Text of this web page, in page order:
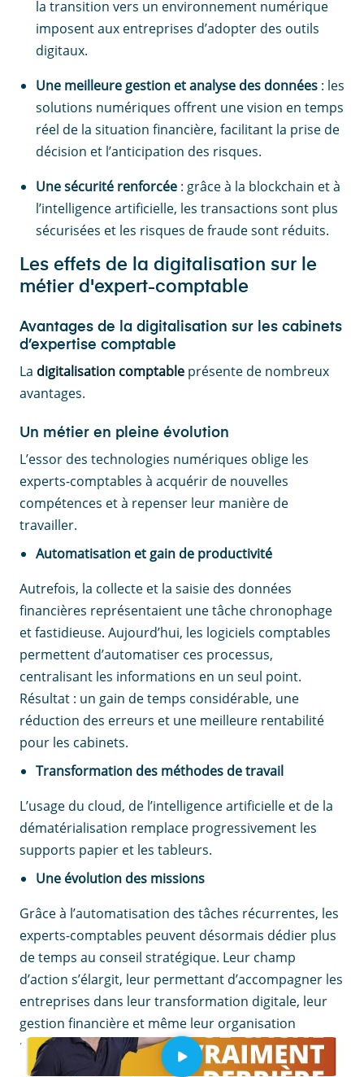
la transition vers un environnement numérique
imposent aux entreprises d’adopter des outils
digitaux.
Une meilleure gestion et analyse des données : les
solutions numériques offrent une vision en temps
réel de la situation financière, facilitant la prise de
décision et l’anticipation des risques.
Une sécurité renforcée : grâce à la blockchain et à
l’intelligence artificielle, les transactions sont plus
sécurisées et les risques de fraude sont réduits.
Les effets de la digitalisation sur le
métier d'expert-comptable
Avantages de la digitalisation sur les cabinets
d’expertise comptable
La digitalisation comptable présente de nombreux
avantages.
Un métier en pleine évolution
L’essor des technologies numériques oblige les
experts-comptables à acquérir de nouvelles
compétences et à repenser leur manière de
travailler.
Automatisation et gain de productivité
Autrefois, la collecte et la saisie des données
financières représentaient une tâche chronophage
et fastidieuse. Aujourd’hui, les logiciels comptables
permettent d’automatiser ces processus,
centralisant les informations en un seul point.
Résultat : un gain de temps considérable, une
réduction des erreurs et une meilleure rentabilité
pour les cabinets.
Transformation des méthodes de travail
L’usage du cloud, de l’intelligence artificielle et de la
dématérialisation remplace progressivement les
supports papier et les tableurs.
Une évolution des missions
Grâce à l’automatisation des tâches récurrentes, les
experts-comptables peuvent désormais dédier plus
de temps au conseil stratégique. Leur champ
d’action s’élargit, leur permettant d’accompagner les
entreprises dans leur transformation digitale, leur
gestion financière et même leur organisation
patrimoniale.